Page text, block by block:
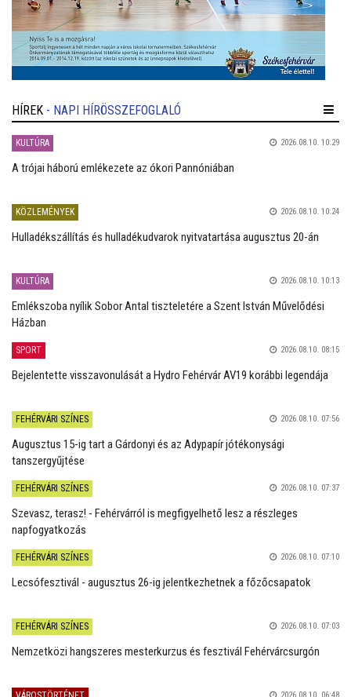
HÍREK - NAPI HÍRÖSSZEFOGLALÓ
KULTÚRA 2026.08.10. 10:29
A trójai háború emlékezete az ókori Pannóniában
KÖZLEMÉNYEK 2026.08.10. 10:24
Hulladékszállítás és hulladékudvarok nyitvatartása augusztus 20-án
KULTÚRA 2026.08.10. 10:13
Emlékszoba nyílik Sobor Antal tiszteletére a Szent István Művelődési
Házban
SPORT 2026.08.10. 08:15
Bejelentette visszavonulását a Hydro Fehérvár AV19 korábbi legendája
FEHÉRVÁRI SZÍNES 2026.08.10. 07:56
Augusztus 15-ig tart a Gárdonyi és az Adypapír jótékonysági
tanszergyűjtése
FEHÉRVÁRI SZÍNES 2026.08.10. 07:37
Szevasz, terasz! - Fehérvárról is megfigyelhető lesz a részleges
napfogyatkozás
FEHÉRVÁRI SZÍNES 2026.08.10. 07:10
Lecsófesztivál - augusztus 26-ig jelentkezhetnek a főzőcsapatok
FEHÉRVÁRI SZÍNES 2026.08.10. 07:03
Nemzetközi hangszeres mesterkurzus és fesztivál Fehérvárcsurgón